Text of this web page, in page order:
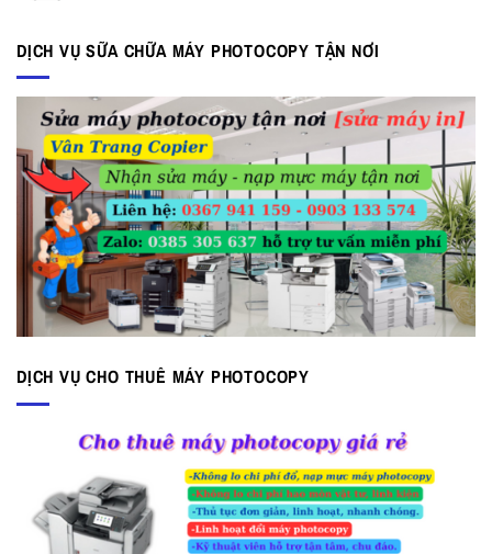
17.000.000 ₫.là:
15.000.000 ₫.
DỊCH VỤ SỮA CHỮA MÁY PHOTOCOPY TẬN NƠI
DỊCH VỤ CHO THUÊ MÁY PHOTOCOPY